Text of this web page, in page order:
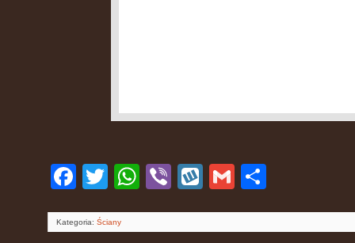
Facebook
Twitter WhatsApp
Viber WykopGmail
Kategoria: Ściany